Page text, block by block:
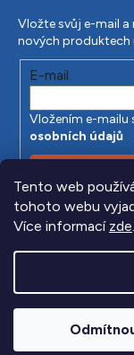
Tento web
tohoto webu
Více informací zde.
Vložte svůj e-mail
nových produktech
E-mail
Vložením e-mailu
osobních údajů
PŘIHLÁSIT